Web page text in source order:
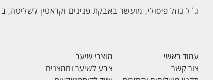
ג`ל נוזל פיסולי, מועשר באבקת פנינים וקראטין
עמוד ראשי
צור קשר
מוצרי שיער
צבע לשיער וחמצנים